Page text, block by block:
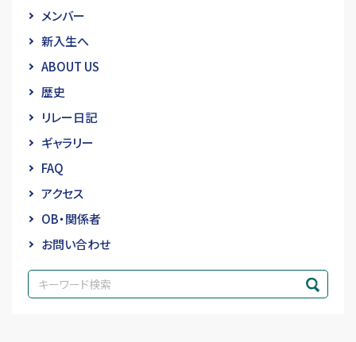
メンバー
新入生へ
ABOUT US
歴史
リレー日記
ギャラリー
FAQ
アクセス
OB・関係者
お問い合わせ